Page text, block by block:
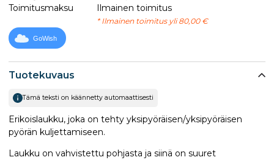
Tuotekuvaus
Tämä teksti on käännetty automaattisesti
Erikoislaukku, joka on tehty yksipyöräisen/yksipyöräisen
pyörän kuljettamiseen.
Laukku on vahvistettu pohjasta ja siinä on suuret
Toimitusmaksu
Ilmainen toimitus
* Ilmainen toimitus yli 80,00 €
GoWish